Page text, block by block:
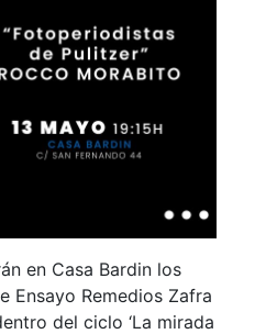
en Casa Bardin los
Ensayo Remedios Zafra
del ciclo ‘La mirada